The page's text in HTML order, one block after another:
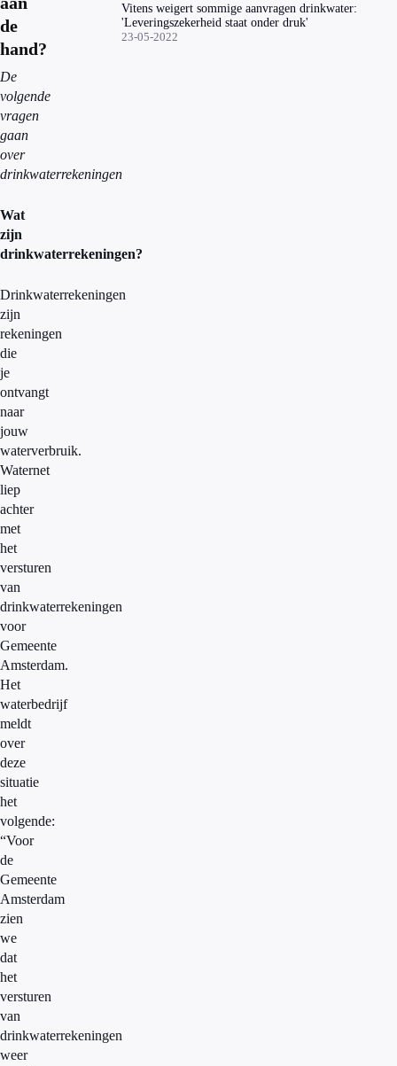
de
hand?
De
volgende
vragen
gaan
over
drinkwaterrekeningen
Wat
zijn
drinkwaterrekeningen?
Drinkwaterrekeningen
zijn
rekeningen
die
je
ontvangt
naar
jouw
waterverbruik.
Waternet
liep
achter
met
het
versturen
van
drinkwaterrekeningen
voor
Gemeente
Amsterdam.
Het
waterbedrijf
meldt
over
deze
situatie
het
volgende:
“Voor
de
Gemeente
Amsterdam
zien
we
dat
het
versturen
van
drinkwaterrekeningen
weer
Vitens weigert sommige aanvragen drinkwater:
'Leveringszekerheid staat onder druk'
23-05-2022